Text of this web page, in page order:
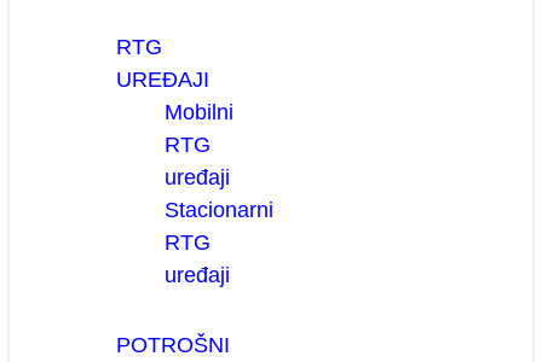
RTG
UREĐAJI
Mobilni
RTG
uređaji
Stacionarni
RTG
uređaji
POTROŠNI